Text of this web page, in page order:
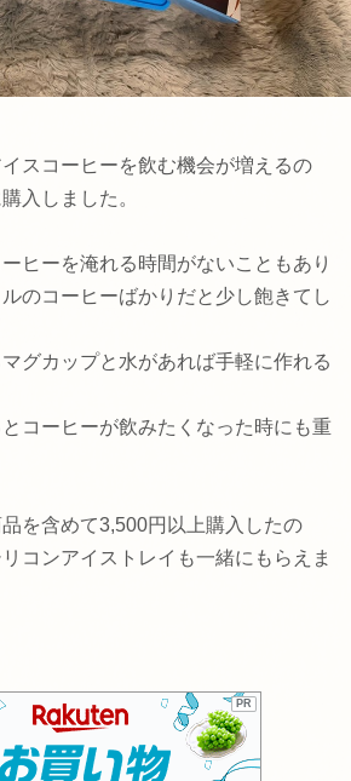
スコーヒーを飲む機会が増えるの
入しました。
ヒーを淹れる時間がないこともあり
のコーヒーばかりだと少し飽きてし
グカップと水があれば手軽に作れる
コーヒーが飲みたくなった時にも重
を含めて3,500円以上購入したの
コンアイストレイも一緒にもらえま
PR